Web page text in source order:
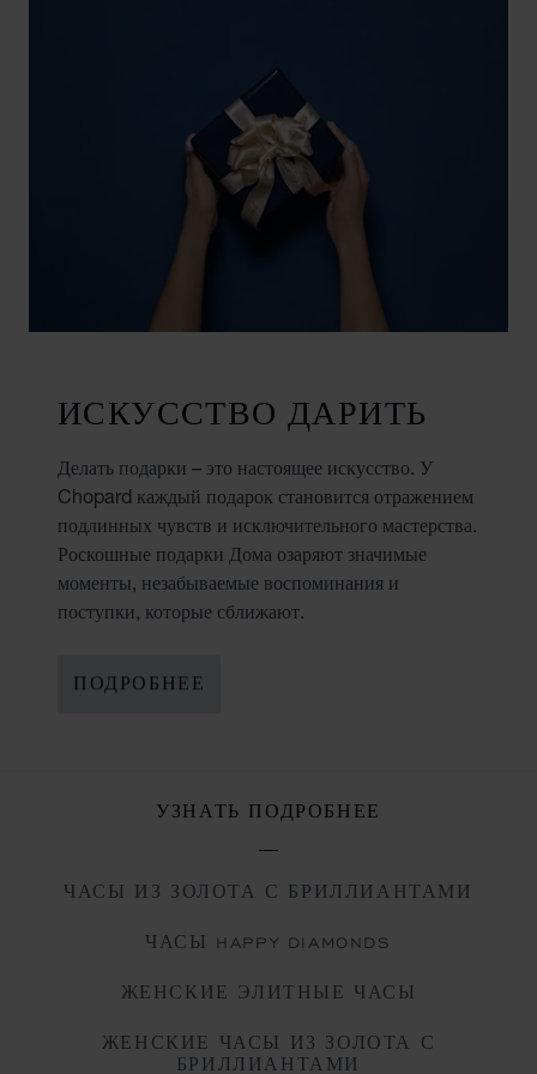
ИСКУССТВО ДАРИТЬ
Делать подарки – это настоящее искусство. У
Chopard каждый подарок становится отражением
подлинных чувств и исключительного мастерства.
Роскошные подарки Дома озаряют значимые
моменты, незабываемые воспоминания и
поступки, которые сближают.
ПОДРОБНЕЕ
УЗНАТЬ ПОДРОБНЕЕ
ЧАСЫ ИЗ ЗОЛОТА С БРИЛЛИАНТАМИ
ЧАСЫ HAPPY DIAMONDS
ЖЕНСКИЕ ЭЛИТНЫЕ ЧАСЫ
ЖЕНСКИЕ ЧАСЫ ИЗ ЗОЛОТА С
БРИЛЛИАНТАМИ